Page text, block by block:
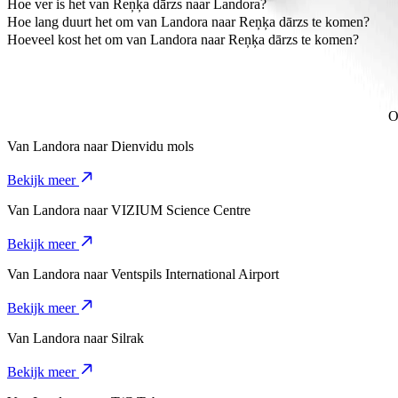
De meest betaalbare manier om van Landora naar Reņķa dārzs te
Hoe ver is het van Reņķa dārzs naar Landora?
Reņķa dārzs is ongeveer 2,1 km vanaf Landora.
Hoe lang duurt het om van Landora naar Reņķa dārzs te komen?
Het duurt ongeveer 5 min om van Landora naar Reņķa dārzs te
Hoeveel kost het om van Landora naar Reņķa dārzs te komen?
Van Landora naar Dienvidu mols
Bekijk meer
Van Landora naar VIZIUM Science Centre
Bekijk meer
Van Landora naar Ventspils International Airport
Bekijk meer
Van Landora naar Silrak
Bekijk meer